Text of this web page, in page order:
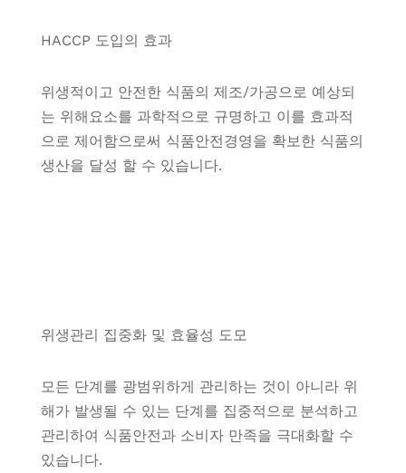
HACCP 도입의 효과
위생적이고 안전한 식품의 제조/가공으로 예상되
는 위해요소를 과학적으로 규명하고 이를 효과적
으로 제어함으로써 식품안전경영을 확보한 식품의
생산을 달성 할 수 있습니다.
위생관리 집중화 및 효율성 도모
모든 단계를 광범위하게 관리하는 것이 아니라 위
해가 발생될 수 있는 단계를 집중적으로 분석하고
관리하여 식품안전과 소비자 만족을 극대화할 수
있습니다.